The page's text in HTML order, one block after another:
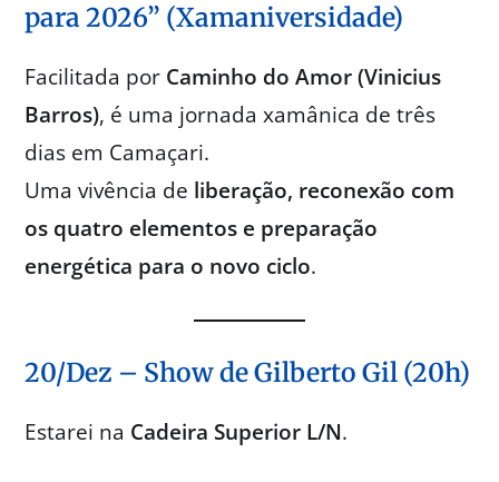
para 2026” (Xamaniversidade)
Facilitada por Caminho do Amor (Vinicius
Barros), é uma jornada xamânica de três
dias em Camaçari.
Uma vivência de liberação, reconexão com
os quatro elementos e preparação
energética para o novo ciclo.
20/Dez – Show de Gilberto Gil (20h)
Estarei na Cadeira Superior L/N.